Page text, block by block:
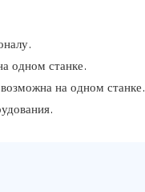
одном станке.
на одном станке.